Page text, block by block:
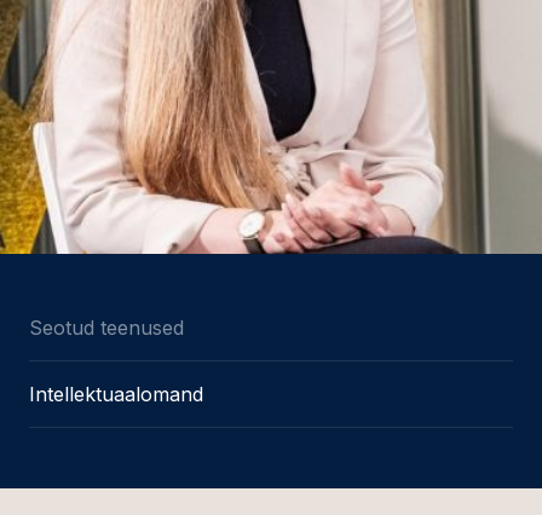
Seotud teenused
Intellektuaalomand